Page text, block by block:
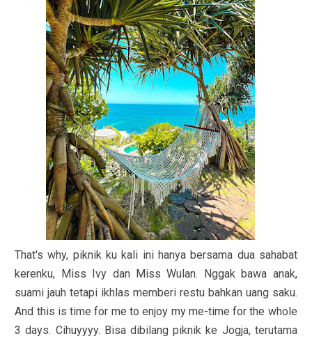
That's why, piknik ku kali ini hanya bersama dua sahabat
kerenku, Miss Ivy dan Miss Wulan. Nggak bawa anak,
suami jauh tetapi ikhlas memberi restu bahkan uang saku.
And this is time for me to enjoy my me-time for the whole
3 days. Cihuyyyy. Bisa dibilang piknik ke Jogja, terutama